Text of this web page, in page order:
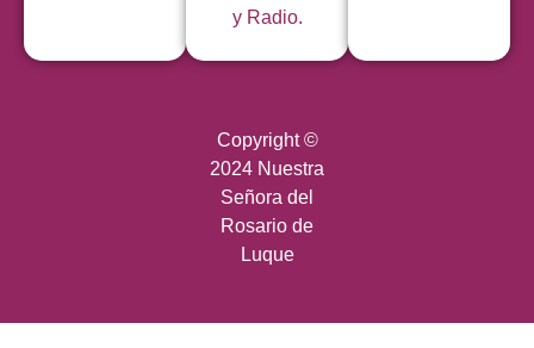
y Radio.
Copyright ©
2024 Nuestra
Señora del
Rosario de
Luque